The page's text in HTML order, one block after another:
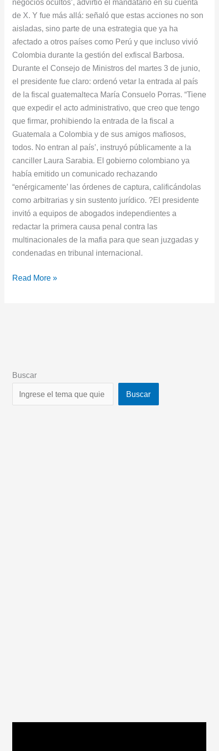
negocios ocultos’, advirtió el mandatario en su cuenta
de X. Y fue más allá: señaló que estas acciones no son
aisladas, sino parte de una estrategia que ya ha
afectado a otros países como Perú y que incluso vivió
Colombia durante la gestión del exfiscal Barbosa.
Durante el Consejo de Ministros del martes 3 de junio,
el presidente fue claro: ordenó vetar la entrada al país
de la fiscal guatemalteca María Consuelo Porras. “Tiene
que expedir el acto administrativo, que creo que tengo
que firmar, prohibiendo la entrada de la fiscal a
Guatemala a Colombia y de sus amigos mafiosos,
todos. No entran al país’, instruyó públicamente a la
canciller Laura Sarabia. El gobierno colombiano ya
había emitido un comunicado rechazando
“enérgicamente’ las órdenes de captura, calificándolas
como arbitrarias y sin sustento jurídico. ?El presidente
invitó a equipos de abogados independientes a
redactar la primera causa penal contra las
multinacionales de la mafia para que sean juzgadas y
condenadas en tribunal internacional.
de
organizaciones
ilegales
Read More »
Buscar
Buscar